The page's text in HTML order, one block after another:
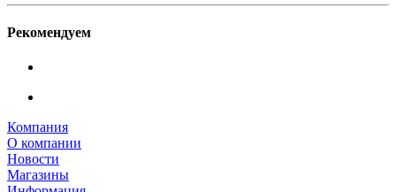
Рекомендуем
Компания
О компании
Новости
Магазины